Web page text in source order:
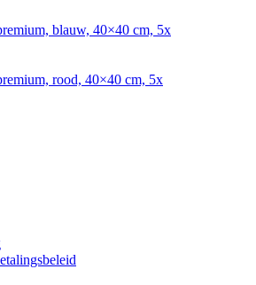
blauw, 40×40 cm, 5x
rood, 40×40 cm, 5x